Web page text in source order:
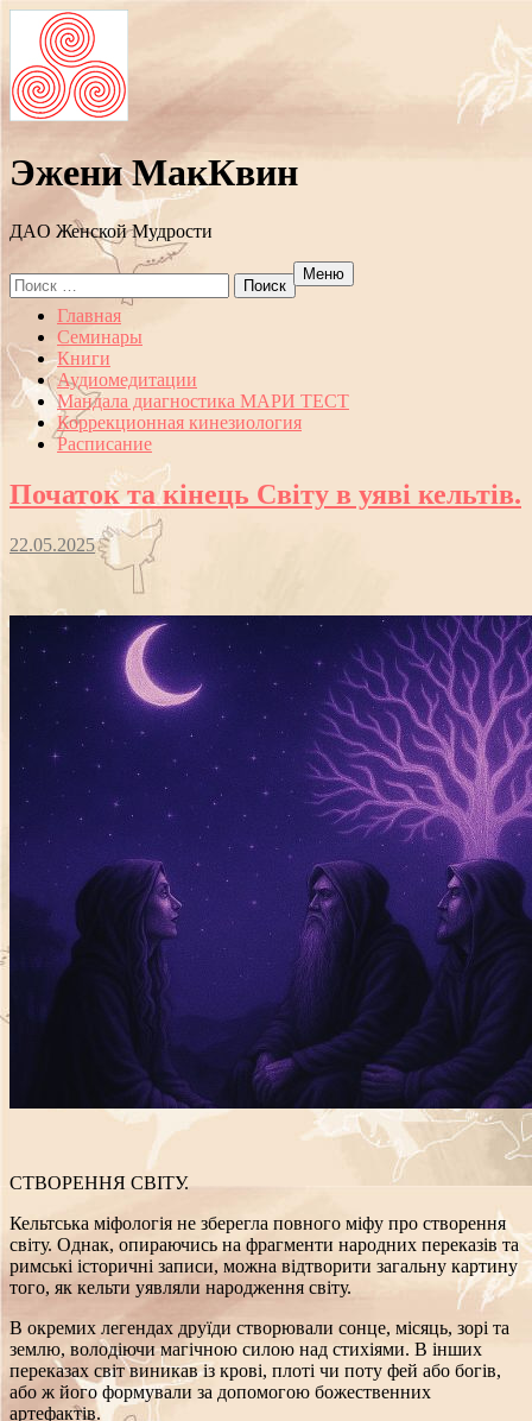
Эжени МакКвин
ДAO Женской Мудрости
Search
for:
Меню
Перейти
содержанию
Главная
Семинары
Книги
Аудиомедитации
Мандала диагностика МАРИ ТЕСТ
Коррекционная кинезиология
Расписание
Початок та кінець Cвіту в уяві кельтів.
22.05.2025
СТВОРЕННЯ СВІТУ.
Кельтська міфологія не зберегла повного міфу про створення
світу. Однак, опираючись на фрагменти народних переказів та
римські історичні записи, можна відтворити загальну картину
того, як кельти уявляли народження світу.
В окремих легендах друїди створювали сонце, місяць, зорі та
землю, володіючи магічною силою над стихіями. В інших
переказах світ виникав із крові, плоті чи поту фей або богів,
або ж його формували за допомогою божественних
артефактів.